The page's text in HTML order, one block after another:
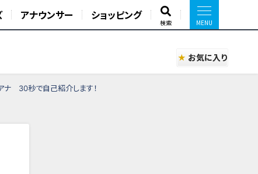
アナウンサー ショッピング
検索
お気に入り
ナ 30秒で自己紹介します！